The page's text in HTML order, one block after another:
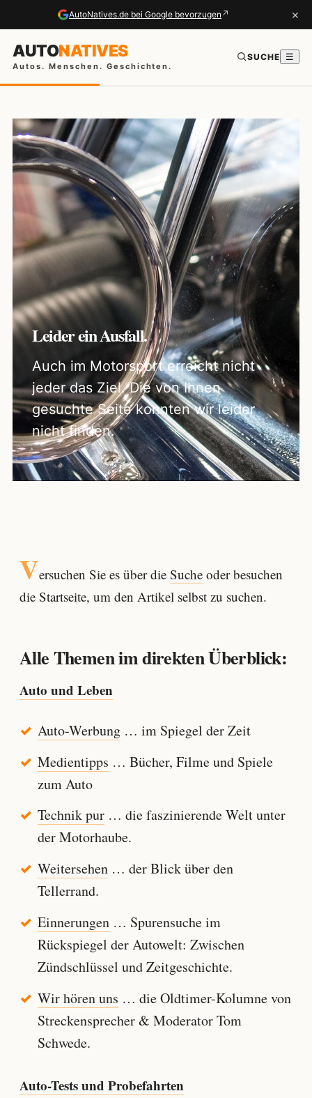
AutoNatives.de bei Google bevorzugen ↗ ×
AUTONATIVES
Autos. Menschen. Geschichten.
SUCHE ☰
Leider ein Ausfall.
Auch im Motorsport erreicht nicht
jeder das Ziel. Die von Ihnen
gesuchte Seite konnten wir leider
nicht finden.
Versuchen Sie es über die Sucheoder besuchen
die Startseite, um den Artikel selbst zu suchen.
Alle Themen im direkten Überblick:
Auto und Leben
Auto-Werbung… im Spiegel der Zeit
Medientipps … Bücher, Filme und Spiele
zum Auto
Technik pur… die faszinierende Welt unter
der Motorhaube.
Weitersehen… der Blick über den
Tellerrand.
Einnerungen… Spurensuche im
Rückspiegel der Autowelt: Zwischen
Zündschlüssel und Zeitgeschichte.
Wir hören uns … die Oldtimer-Kolumne von
Streckensprecher & Moderator Tom
Schwede.
Auto-Tests und Probefahrten